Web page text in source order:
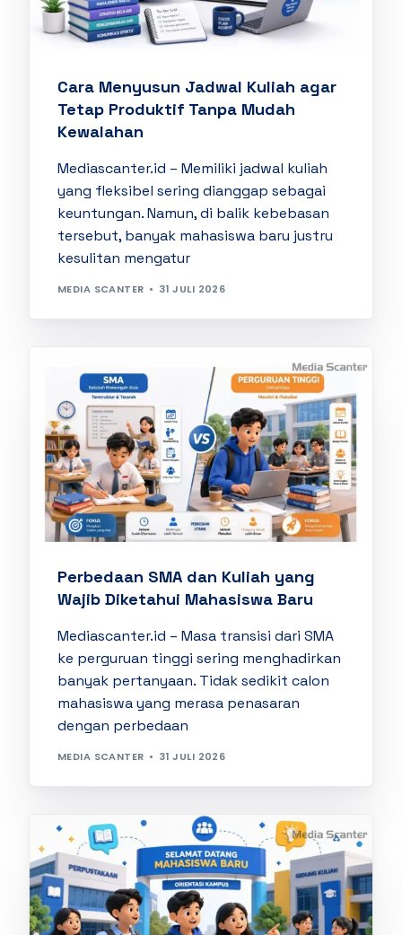
Cara Menyusun Jadwal Kuliah agar
Tetap Produktif Tanpa Mudah
Kewalahan
Mediascanter.id – Memiliki jadwal kuliah
yang fleksibel sering dianggap sebagai
keuntungan. Namun, di balik kebebasan
tersebut, banyak mahasiswa baru justru
kesulitan mengatur
MEDIA SCANTER 31 JULI 2026
Perbedaan SMA dan Kuliah yang
Wajib Diketahui Mahasiswa Baru
Mediascanter.id – Masa transisi dari SMA
ke perguruan tinggi sering menghadirkan
banyak pertanyaan. Tidak sedikit calon
mahasiswa yang merasa penasaran
dengan perbedaan
MEDIA SCANTER 31 JULI 2026